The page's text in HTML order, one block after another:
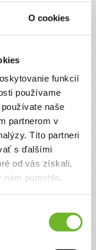
O cookies
funkcií
používame
naše
partnerom v
Títo partneri
s ďalšími
od vás získali,
pomohlo,
Prihláste sa